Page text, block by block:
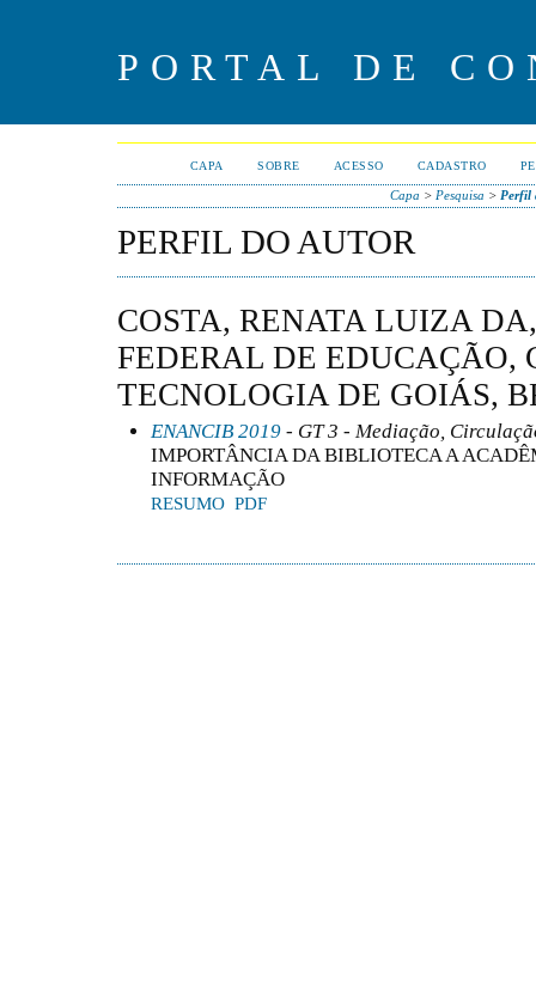
PORTAL DE
CAPA SOBRE ACESSO CADASTRO
Capa > Pesquisa > Perfil
PERFIL DO AUTOR
COSTA, RENATA LUIZA
FEDERAL DE EDUCAÇÃO,
TECNOLOGIA DE GOIÁS,
ENANCIB 2019 - GT 3 - Mediação,
IMPORTÂNCIA DA BIBLIOTECA A
INFORMAÇÃO
RESUMO PDF